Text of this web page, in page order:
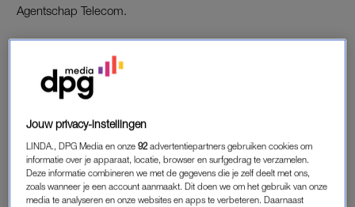
Agentschap Telecom.
SLECHTS 25 PROCENT GOED BEVEILIGD
De digi-waakhond nam meer dan twintig in Nederland
veelgebruikte apparaten onder de loep, van babyfoons tot op
afstand bedienbare deursloten. Slechts vijf bleken relatief
goed beveiligd te zijn. Het onderzoek wordt woensdag aan
staatssecretaris Mona Keijzer (Economische Zaken)
aangeboden. Het Agentschap pleit voor extra veiligheidsregels
die voor heel Europa moeten gelden.
Jouw privacy-instellingen
LINDA., DPG Media en onze92 advertentiepartners gebruiken cookies om
informatie over je apparaat, locatie, browser en surfgedrag te verzamelen.
Deze informatie combineren we met de gegevens die je zelf deelt met ons,
zoals wanneer je een account aanmaakt. Dit doen we om het gebruik van onze
media te analyseren en onze websites en apps te verbeteren. Daarnaast